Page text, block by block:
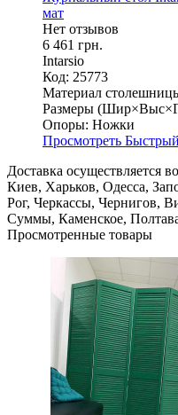
мат
Нет отзывов
6 461 грн.
Intarsio
Код: 25773
Материал
Размеры
Опоры: Ножки
Просмотреть Быстрый
Доставка осуществляется
Киев, Харьков, Одесса,
Рог, Черкассы, Чернигов,
Суммы, Каменское,
Просмотренные товары